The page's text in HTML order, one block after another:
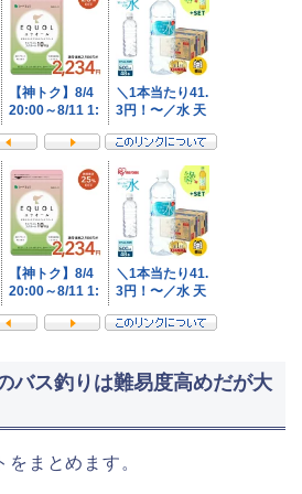
バス釣りは難易度高めだが大
まとめます。